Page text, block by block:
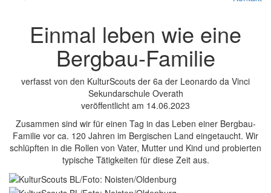
Einmal leben wie eine
Bergbau-Familie
verfasst von den KulturScouts der 6a der Leonardo da Vinci
Sekundarschule Overath
veröffentlicht am 14.06.2023
Zusammen sind wir für einen Tag in das Leben einer Bergbau-
Familie vor ca. 120 Jahren im Bergischen Land eingetaucht. Wir
schlüpften in die Rollen von Vater, Mutter und Kind und probierten
typische Tätigkeiten für diese Zeit aus.